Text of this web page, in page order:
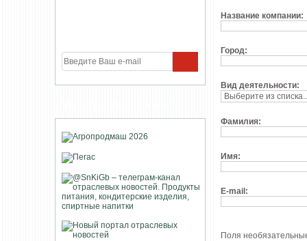
Название компании:
Город:
Вид деятельности:
Фамилия:
Имя:
E-mail:
Поля